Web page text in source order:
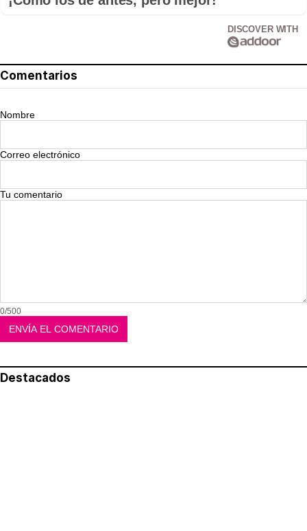
DISCOVER WITH
Comentarios
Nombre
Correo electrónico
Tu comentario
0/500
Destacados